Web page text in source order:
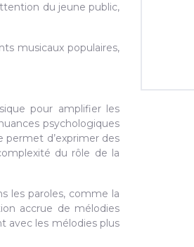
du jeune public,
musicaux populaires,
pour amplifier les
psychologiques
permet d’exprimer des
du rôle de la
les paroles, comme la
accrue de mélodies
avec les mélodies plus